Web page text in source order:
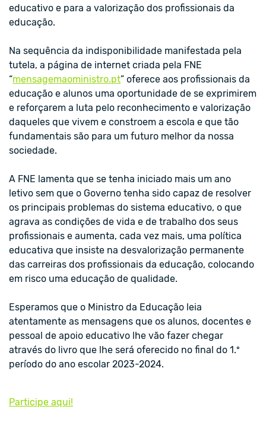
educativo e para a valorização dos profissionais da
educação.
Na sequência da indisponibilidade manifestada pela
tutela, a página de internet criada pela FNE
“mensagemaoministro.pt” oferece aos profissionais da
educação e alunos uma oportunidade de se exprimirem
e reforçarem a luta pelo reconhecimento e valorização
daqueles que vivem e constroem a escola e que tão
fundamentais são para um futuro melhor da nossa
sociedade.
A FNE lamenta que se tenha iniciado mais um ano
letivo sem que o Governo tenha sido capaz de resolver
os principais problemas do sistema educativo, o que
agrava as condições de vida e de trabalho dos seus
profissionais e aumenta, cada vez mais, uma política
educativa que insiste na desvalorização permanente
das carreiras dos profissionais da educação, colocando
em risco uma educação de qualidade.
Esperamos que o Ministro da Educação leia
atentamente as mensagens que os alunos, docentes e
pessoal de apoio educativo lhe vão fazer chegar
através do livro que lhe será oferecido no final do 1.º
período do ano escolar 2023-2024.
Participe aqui!